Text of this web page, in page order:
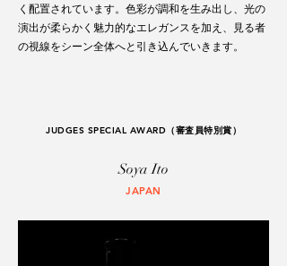
く配置されています。色彩が調和を生み出し、光の
演出が柔らかく魅力的なエレガンスを加え、見る者
の視線をシーン全体へと引き込んでいきます。
JUDGES SPECIAL AWARD（審査員特別賞）
Soya Ito
JAPAN